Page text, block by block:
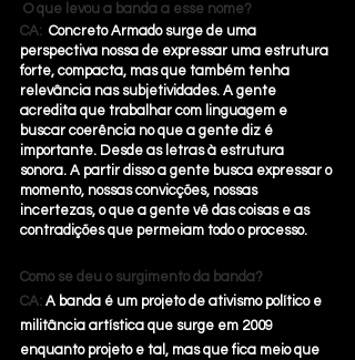
O que levou a banda a esse nome?
CA: Concreto Armado surge de uma
perspectiva nossa de expressar uma estrutura
forte, compacta, mas que também tenha
relevância nas subjetividades. A gente
acredita que trabalhar com linguagem e
buscar coerência no que a gente diz é
importante. Desde as letras à estrutura
sonora. A partir disso a gente busca expressar o
momento, nossas convicções, nossas
incertezas, o que a gente vê das coisas e as
contradições que permeiam todo o processo.
Como se deu o surgimento da banda?
CA: A banda é um projeto de ativismo político e
militância artística que surge em 2009
enquanto projeto e tal, mas que fica meio que